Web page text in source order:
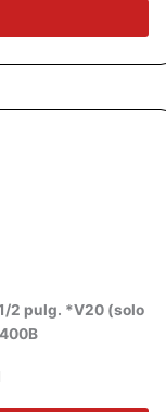
2 pulg. *V20 (solo